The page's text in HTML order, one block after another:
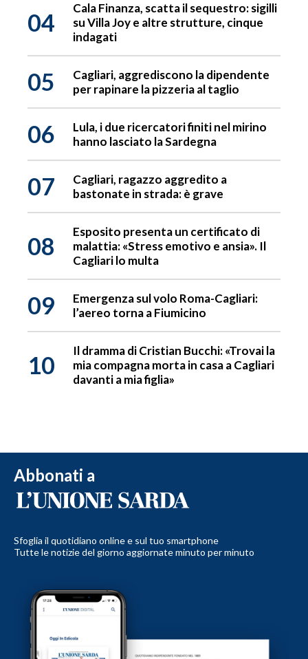
04
Cala Finanza, scatta il sequestro: sigilli
su Villa Joy e altre strutture, cinque
indagati
05
Cagliari, aggrediscono la dipendente
per rapinare la pizzeria al taglio
06
Lula, i due ricercatori finiti nel mirino
hanno lasciato la Sardegna
07
Cagliari, ragazzo aggredito a
bastonate in strada: è grave
08
Esposito presenta un certificato di
malattia: «Stress emotivo e ansia». Il
Cagliari lo multa
09
Emergenza sul volo Roma-Cagliari:
l’aereo torna a Fiumicino
10
Il dramma di Cristian Bucchi: «Trovai la
mia compagna morta in casa a Cagliari
davanti a mia figlia»
Abbonati a
Sfoglia il quotidiano online e sul tuo smartphone
Tutte le notizie del giorno aggiornate minuto per minuto